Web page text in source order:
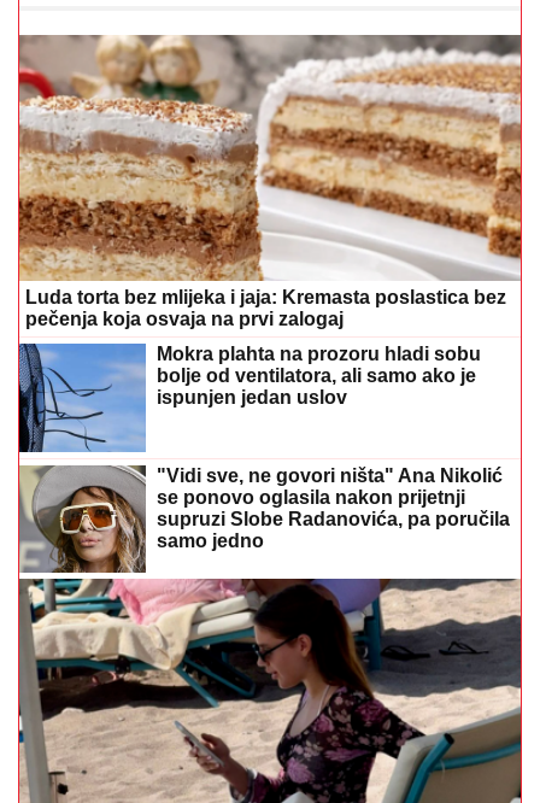
Luda torta bez mlijeka i jaja: Kremasta poslastica bez
pečenja koja osvaja na prvi zalogaj
Mokra plahta na prozoru hladi sobu
bolje od ventilatora, ali samo ako je
ispunjen jedan uslov
"Vidi sve, ne govori ništa" Ana Nikolić
se ponovo oglasila nakon prijetnji
supruzi Slobe Radanovića, pa poručila
samo jedno